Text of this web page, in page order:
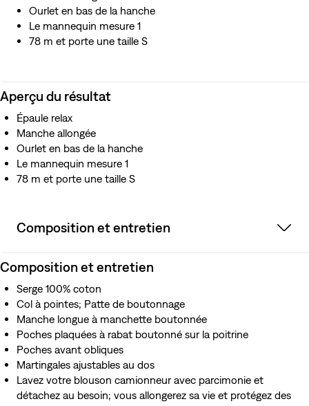
Ourlet en bas de la hanche
Le mannequin mesure 1
78 m et porte une taille S
Aperçu du résultat
Épaule relax
Manche allongée
Ourlet en bas de la hanche
Le mannequin mesure 1
78 m et porte une taille S
Composition et entretien
Composition et entretien
Serge 100% coton
Col à pointes; Patte de boutonnage
Manche longue à manchette boutonnée
Poches plaquées à rabat boutonné sur la poitrine
Poches avant obliques
Martingales ajustables au dos
Lavez votre blouson camionneur avec parcimonie et
détachez au besoin; vous allongerez sa vie et protégez des